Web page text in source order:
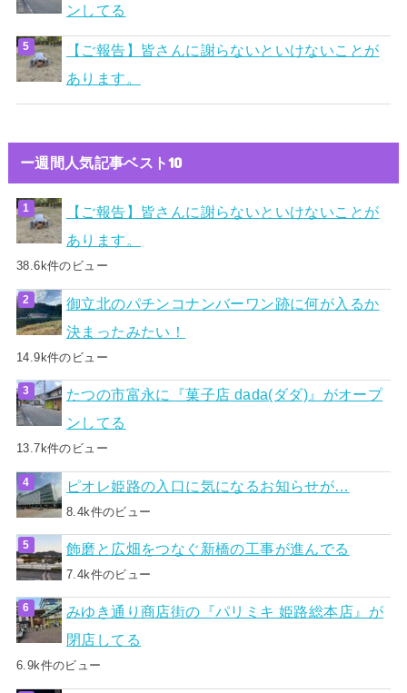
ンしてる
【ご報告】皆さんに謝らないといけないことが
あります。
ー週間人気記事ベスト10
【ご報告】皆さんに謝らないといけないことが
あります。
38.6k件のビュー
御立北のパチンコナンバーワン跡に何が入るか
決まったみたい！
14.9k件のビュー
たつの市富永に『菓子店 dada(ダダ)』がオープ
ンしてる
13.7k件のビュー
ピオレ姫路の入口に気になるお知らせが…
8.4k件のビュー
飾磨と広畑をつなぐ新橋の工事が進んでる
7.4k件のビュー
みゆき通り商店街の『パリミキ 姫路総本店』が
閉店してる
6.9k件のビュー